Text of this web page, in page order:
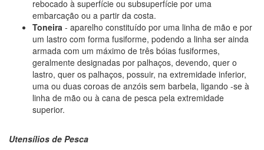
rebocado à superfície ou subsuperfície por uma
embarcação ou a partir da costa.
Toneira - aparelho constituído por uma linha de mão e por
um lastro com forma fusiforme, podendo a linha ser ainda
armada com um máximo de três bóias fusiformes,
geralmente designadas por palhaços, devendo, quer o
lastro, quer os palhaços, possuir, na extremidade inferior,
uma ou duas coroas de anzóis sem barbela, ligando -se à
linha de mão ou à cana de pesca pela extremidade
superior.
Utensílios de Pesca